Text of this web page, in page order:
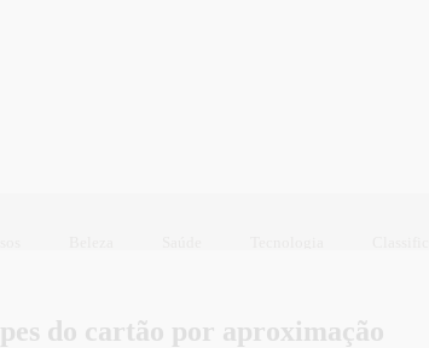
do cartão por aproximação